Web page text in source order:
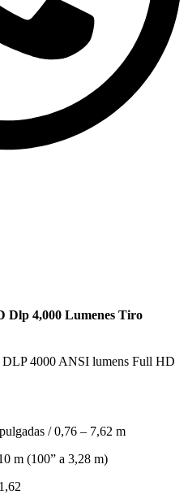
Dlp 4,000 Lumenes Tiro
4000 ANSI lumens Full HD
/ 0,76 – 7,62 m
m (100” a 3,28 m)